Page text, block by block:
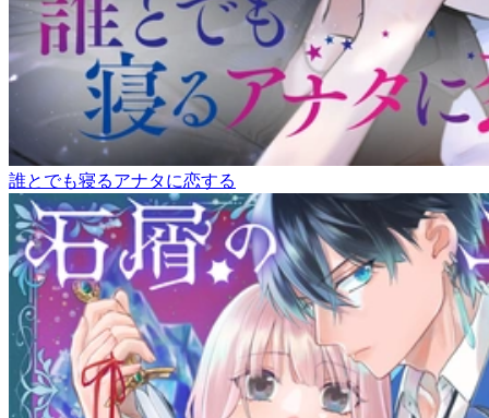
誰とでも寝るアナタに恋する